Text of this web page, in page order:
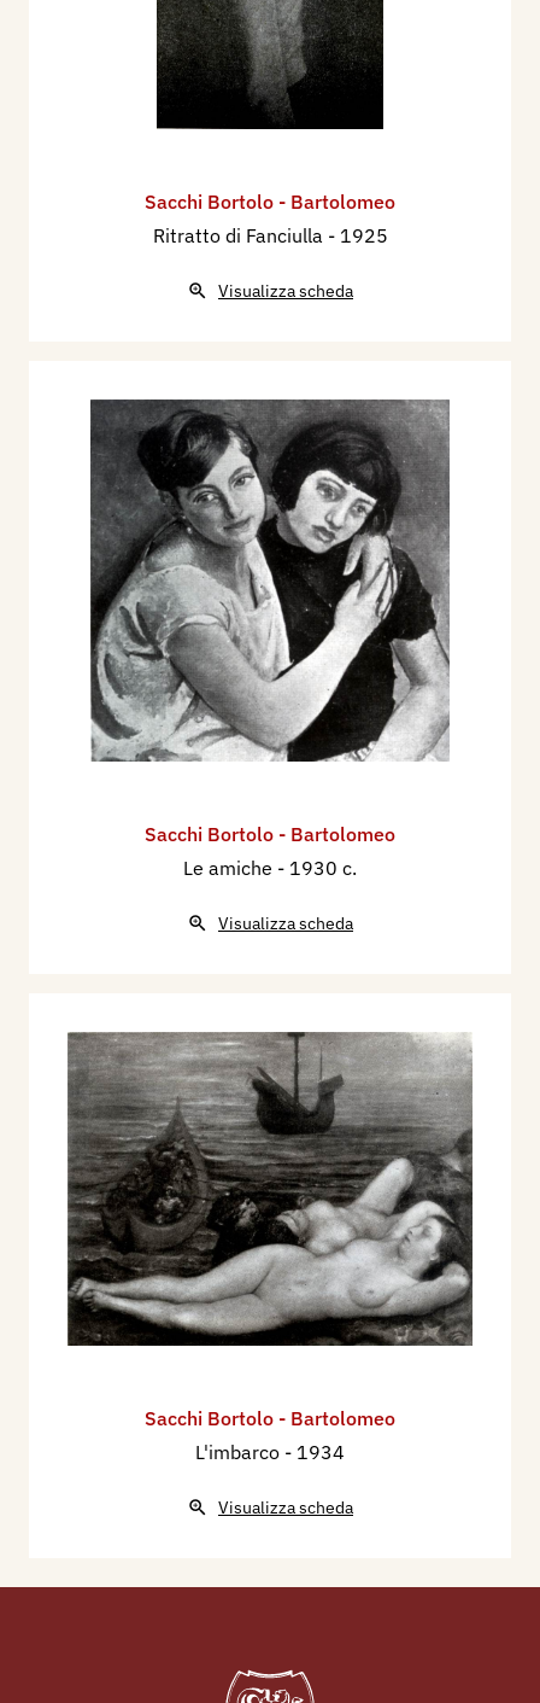
Sacchi Bortolo - Bartolomeo
Ritratto di Fanciulla - 1925
Visualizza scheda
Sacchi Bortolo - Bartolomeo
Le amiche - 1930 c.
Visualizza scheda
Sacchi Bortolo - Bartolomeo
L'imbarco - 1934
Visualizza scheda